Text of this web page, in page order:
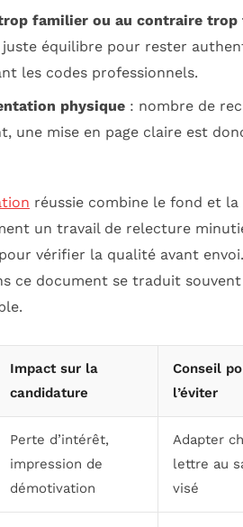
familier ou au contraire trop
équilibre pour rester
les codes professionnels.
physique: nombre de
une mise en page claire est
réussie combine le fond et la
un travail de relecture
vérifier la qualité avant envoi.
ce document se traduit
Impact sur la
candidature
Conseil
l’éviter
Perte d’intérêt,
impression de
démotivation
Adapter
lettre au
visé